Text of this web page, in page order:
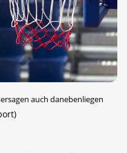
auch danebenliegen